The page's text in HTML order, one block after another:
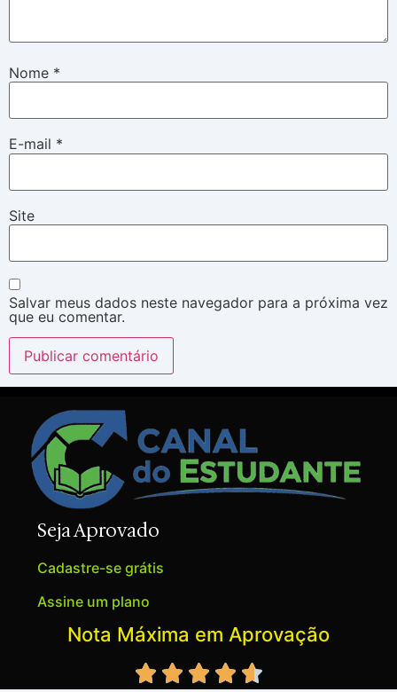
Nome *
E-mail *
Site
Salvar meus dados neste navegador para a próxima vez
que eu comentar.
Seja Aprovado
Cadastre-se grátis
Assine um plano
Nota Máxima em Aprovação